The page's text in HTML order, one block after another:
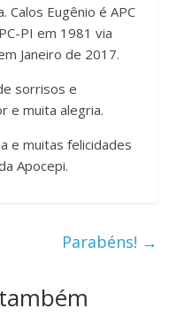
Calos Eugênio é APC
PI em 1981 via
Janeiro de 2017.
sorrisos e
e muita alegria.
e muitas felicidades
Apocepi.
Parabéns! →